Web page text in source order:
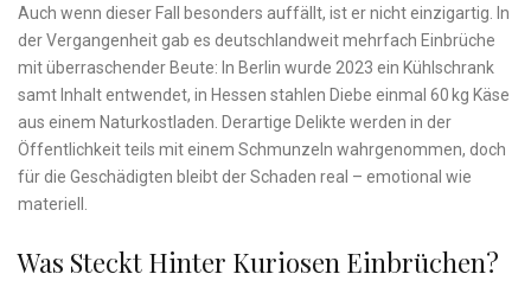
Auch wenn dieser Fall besonders auffällt, ist er nicht einzigartig. In
der Vergangenheit gab es deutschlandweit mehrfach Einbrüche
mit überraschender Beute: In Berlin wurde 2023 ein Kühlschrank
samt Inhalt entwendet, in Hessen stahlen Diebe einmal 60 kg Käse
aus einem Naturkostladen. Derartige Delikte werden in der
Öffentlichkeit teils mit einem Schmunzeln wahrgenommen, doch
für die Geschädigten bleibt der Schaden real – emotional wie
materiell.
Was Steckt Hinter Kuriosen Einbrüchen?